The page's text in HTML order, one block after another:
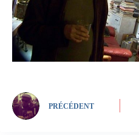
PRÉCÉDENT